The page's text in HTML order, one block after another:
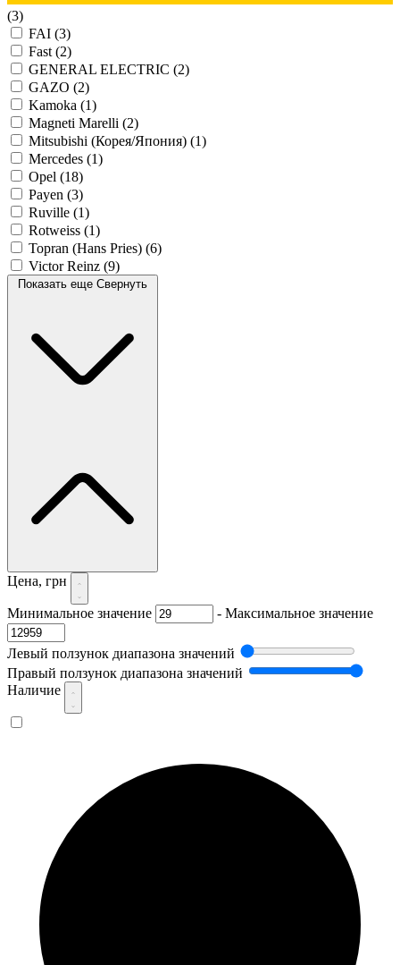
(3)
FAI (3)
Fast(2)
GENERAL ELECTRIC (2)
GAZO (2)
Kamoka (1)
Magneti Marelli (2)
Mitsubishi (Корея/Япония) (1)
Mercedes (1)
Opel (18)
Payen (3)
Ruville (1)
Rotweiss (1)
Topran (Hans Pries) (6)
Victor Reinz (9)
Показать еще Свернуть
Цена, грн
Минимальное значение - Максимальное значение
Левый ползунок диапазона значений
Правый ползунок диапазона значений
Наличие